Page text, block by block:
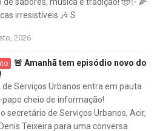
irresistíveis 🎶 S
2026
🚨 Amanhã tem episódio novo do
Serviços Urbanos entra em pauta
cheio de informação!
secretário de Serviços Urbanos, Acir,
Teixeira para uma conversa